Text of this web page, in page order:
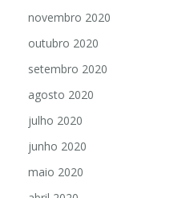
novembro 2020
outubro 2020
setembro 2020
agosto 2020
julho 2020
junho 2020
maio 2020